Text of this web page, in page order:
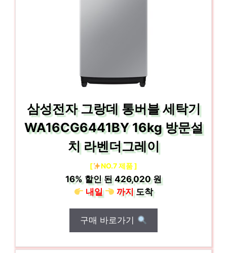
삼성전자 그랑데 통버블 세탁기
WA16CG6441BY 16kg 방문설
치 라벤더그레이
[ NO.7 제품 ]
16%할인 된426,020 원
내일
까지도착
구매 바로가기